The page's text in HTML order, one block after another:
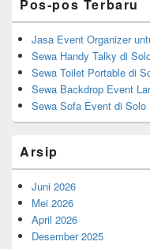
k
Pos-pos Terbaru
Jasa Event Organizer
Sewa Handy Talky di
Sewa Toilet Portable di
Sewa Backdrop Event
Sewa Sofa Event di Solo
Arsip
Juni 2026
Mei 2026
April 2026
Desember 2025